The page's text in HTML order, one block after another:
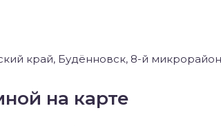
край, Будённовск, 8-й микрорайон
на карте